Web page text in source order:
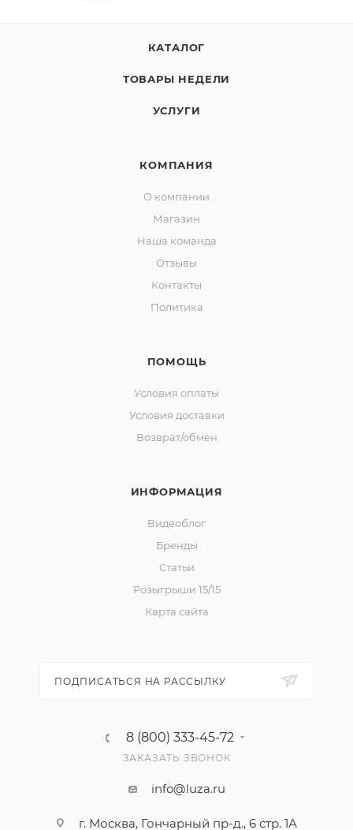
КАТАЛОГ
ТОВАРЫ НЕДЕЛИ
УСЛУГИ
КОМПАНИЯ
О компании
Магазин
Наша команда
Отзывы
Контакты
Политика
ПОМОЩЬ
Условия оплаты
Условия доставки
Возврат/обмен
ИНФОРМАЦИЯ
Видеоблог
Бренды
Статьи
Розыгрыши 15/15
Карта сайта
ПОДПИСАТЬСЯ НА РАССЫЛКУ
8 (800) 333-45-72
ЗАКАЗАТЬ ЗВОНОК
info@luza.ru
г. Москва, Гончарный пр-д., 6 стр. 1А